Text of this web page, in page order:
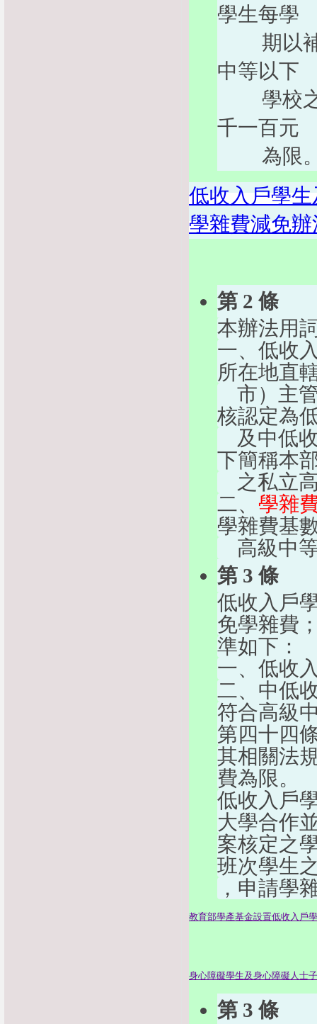
學生每學
期以補
中等以下
學校之
千一百元
為限
低收入戶學
學雜費減免辦
第 2 條
本辦法用
一、低收
所在地直
市）主
核認定為
及中低
下簡稱本
之私立
二、 學雜
學雜費基
高級中
第 3 條
低收入戶
免學雜費
準如下：
一、低收
二、中低
符合高級
第四十四
其相關法
費為限。
低收入戶
大學合作
案核定之
班次學生
，申請學
教育部學產基金設置低收入戶
身心障礙學生及身心障礙人士
第 3 條